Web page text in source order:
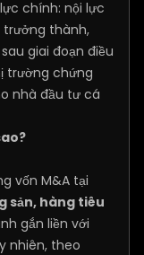
chính: nội lực
trưởng thành,
giai đoạn điều
trường chứng
nhà đầu tư cá
vốn M&A tại
sản, hàng tiêu
gắn liền với
nhiên, theo